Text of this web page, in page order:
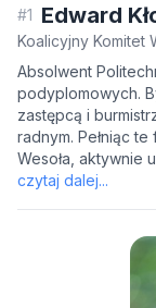
#1 Edward
Koalicyjny Komitet
Absolwent
podyplomowych.
zastępcą i
radnym. Pełniąc
Wesoła, aktywnie
czytaj dalej...